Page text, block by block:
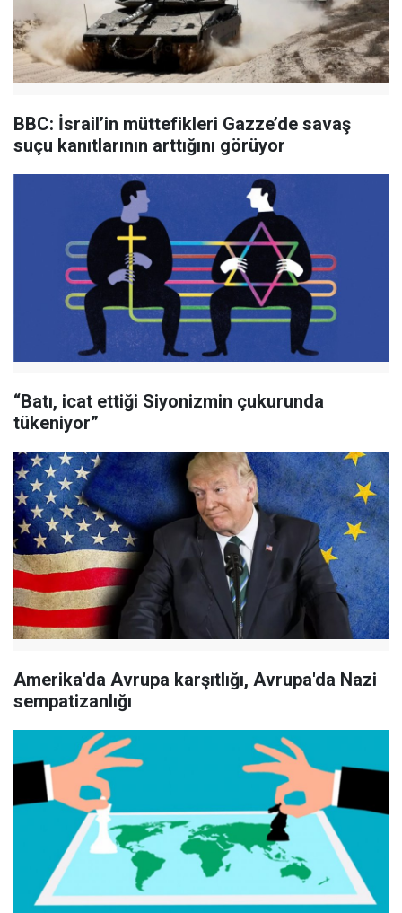
BBC: İsrail’in müttefikleri Gazze’de savaş
suçu kanıtlarının arttığını görüyor
“Batı, icat ettiği Siyonizmin çukurunda
tükeniyor”
Amerika'da Avrupa karşıtlığı, Avrupa'da Nazi
sempatizanlığı